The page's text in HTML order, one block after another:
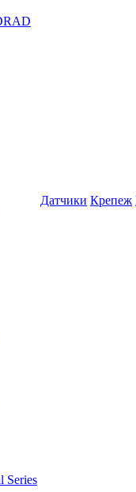
Series
Датчики Крепеж